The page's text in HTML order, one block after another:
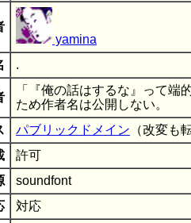
yamina
.
「『俺の話はするな』って
ため作者名は公開しない。
パブリックドメイン （改変も
許可
soundfont
対応